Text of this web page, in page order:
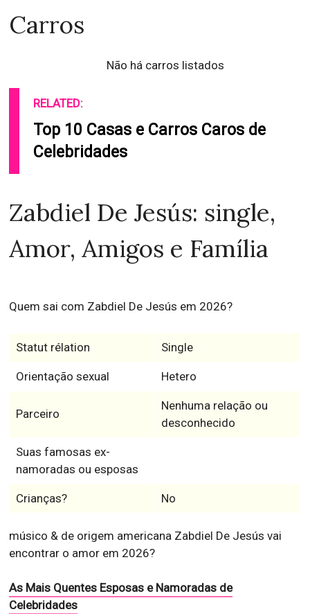
Carros
Não há carros listados
RELATED:
Top 10 Casas e Carros Caros de
Celebridades
Zabdiel De Jesús: single,
Amor, Amigos e Família
Quem sai com Zabdiel De Jesús em 2026?
Statut rélation Single
Orientação sexual Hetero
Parceiro
Nenhuma relação ou
desconhecido
Suas famosas ex-
namoradas ou esposas
Crianças? No
músico & de origem americana Zabdiel De Jesús vai
encontrar o amor em 2026?
As Mais Quentes Esposas e Namoradas de
Celebridades